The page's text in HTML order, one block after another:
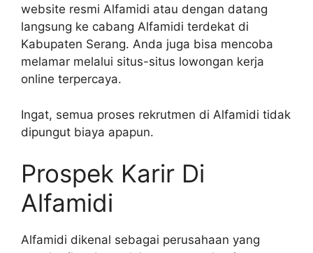
website resmi Alfamidi atau dengan datang
langsung ke cabang Alfamidi terdekat di
Kabupaten Serang. Anda juga bisa mencoba
melamar melalui situs-situs lowongan kerja
online terpercaya.
Ingat, semua proses rekrutmen di Alfamidi tidak
dipungut biaya apapun.
Prospek Karir Di
Alfamidi
Alfamidi dikenal sebagai perusahaan yang